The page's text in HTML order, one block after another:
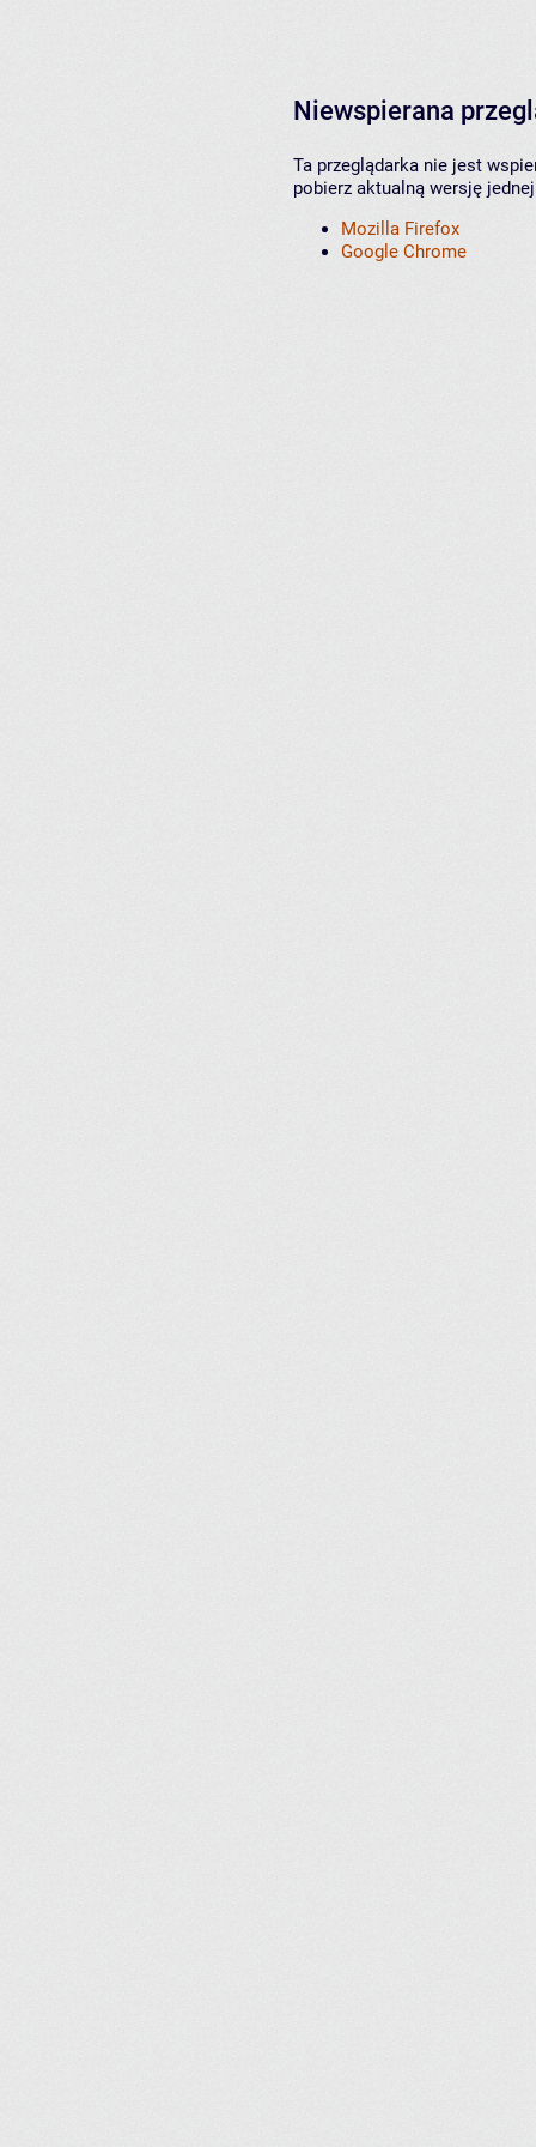
Niewspierana
Ta przeglądarka nie jest
pobierz aktualną wersję
Mozilla Firefox
Google Chrome